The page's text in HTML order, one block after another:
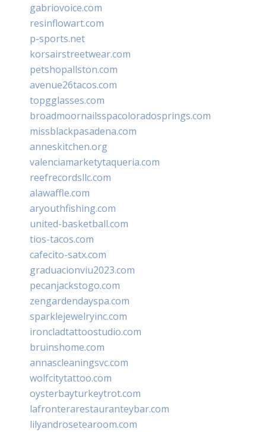
gabriovoice.com
resinflowart.com
p-sports.net
korsairstreetwear.com
petshopallston.com
avenue26tacos.com
topgglasses.com
broadmoornailsspacoloradosprings.com
missblackpasadena.com
anneskitchen.org
valenciamarketytaqueria.com
reefrecordsllc.com
alawaffle.com
aryouthfishing.com
united-basketball.com
tios-tacos.com
cafecito-satx.com
graduacionviu2023.com
pecanjackstogo.com
zengardendayspa.com
sparklejewelryinc.com
ironcladtattoostudio.com
bruinshome.com
annascleaningsvc.com
wolfcitytattoo.com
oysterbayturkeytrot.com
lafronterarestauranteybar.com
lilyandrosetearoom.com